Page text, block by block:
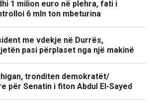
1 milion euro në plehra, fati i
6 mln ton mbeturina
me vdekje në Durrës,
pasi përplaset nga një makinë
tronditen demokratët/
për Senatin i fiton Abdul El-Sayed